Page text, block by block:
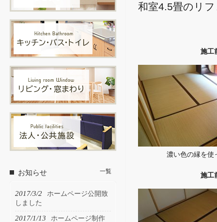
和室4.5畳のリ
施工
濃い色の縁を使
施工
お知らせ 一覧
2017/3/2
ホームページ公開致
しました
2017/1/13
ホームページ制作